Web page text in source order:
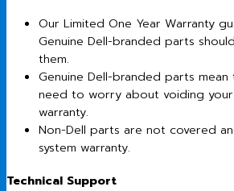
Our Limited One Year Warranty
Genuine Dell-branded parts
them.
Genuine Dell-branded parts
need to worry about voiding your
warranty.
Non-Dell parts are not covered
system warranty.
Technical Support